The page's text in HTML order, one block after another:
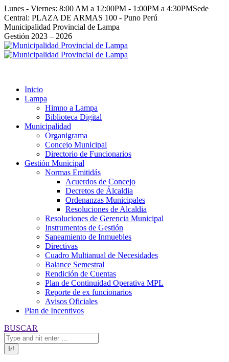
Saltar
al
contenido
Lunes - Viernes: 8:00 AM a 12:00PM - 1:00PM a 4:30PMSede
Central: PLAZA DE ARMAS 100 - Puno Perú
Facebook
page
opens
in
Instagram
page
opens
in
YouTube
page
opens
in
Twitter
page
opens
in
Municipalidad Provincial de Lampa
Gestión 2023 – 2026
Inicio
Lampa
Himno a Lampa
Biblioteca Digital
Municipalidad
Organigrama
Concejo Municipal
Directorio de Funcionarios
Gestión Municipal
Normas Emitidás
Acuerdos de Concejo
Decretos de Álcaldia
Ordenanzas Municipales
Resoluciones de Alcaldia
Resoluciones de Gerencia Municipal
Instrumentos de Gestión
Saneamiento de Inmuebles
Directivas
Cuadro Multianual de Necesidades
Balance Semestral
Rendición de Cuentas
Plan de Continuidad Operativa MPL
Reporte de ex funcionarios
Avisos Oficiales
Plan de Incentivos
Buscar:
BUSCAR